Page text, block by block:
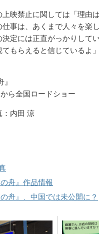
映禁止に関しては「理由
仕事は、あくまで人々を楽
決定には正直がっかりして
もらえると信じているよ
ら全国ロードショー
：内田 涼
の舟』作品情報
の舟』、中国では未公開に？